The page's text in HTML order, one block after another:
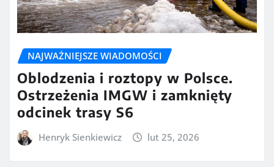
NAJWAŻNIEJSZE WIADOMOŚCI
Oblodzenia i roztopy w Polsce.
Ostrzeżenia IMGW i zamknięty
odcinek trasy S6
Henryk Sienkiewicz lut 25, 2026